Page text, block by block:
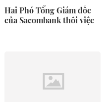
Hai Phó Tổng Giám đốc
của Sacombank thôi việc